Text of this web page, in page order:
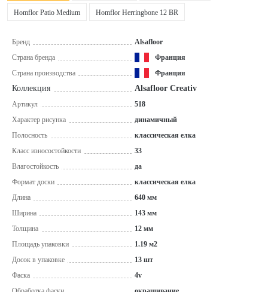
Homflor Patio Medium Homflor Herringbone 12 BR
Бренд
Alsafloor
Страна бренда
Франция
Страна производства
Франция
Коллекция Alsafloor Creativ
Артикул
518
Характер рисунка
динамичный
Полосность
классическая елка
Класс износостойкости
33
Влагостойкость
да
Формат доски
классическая елка
Длина
640 мм
Ширина
143 мм
Толщина
12 мм
Площадь упаковки
1.19 м2
Досок в упаковке
13 шт
Фаска
4v